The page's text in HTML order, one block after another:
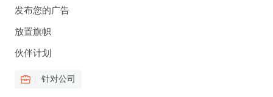
发布您的广告
放置旗帜
伙伴计划
针对公司